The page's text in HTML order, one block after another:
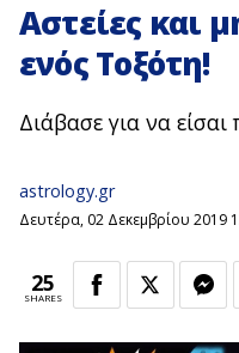
Αστείες και
ενός Τοξότη!
Διάβασε για να
astrology.gr
Δευτέρα, 02 Δεκεμβρίου 2019
25
SHARES